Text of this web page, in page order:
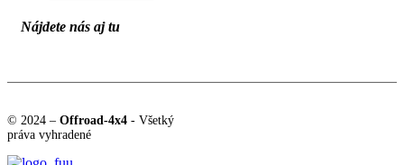
Nájdete nás aj tu
© 2024 – Offroad-4x4 - Všetký
práva vyhradené